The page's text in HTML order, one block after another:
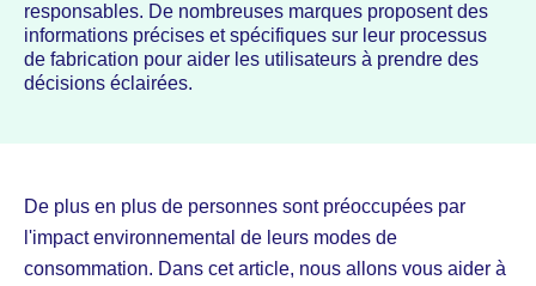
responsables. De nombreuses marques proposent des
informations précises et spécifiques sur leur processus
de fabrication pour aider les utilisateurs à prendre des
décisions éclairées.
De plus en plus de personnes sont préoccupées par
l'impact environnemental de leurs modes de
consommation. Dans cet article, nous allons vous aider à